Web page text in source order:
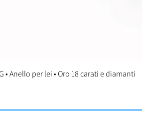
• Anello per lei • Oro 18 carati e diamanti